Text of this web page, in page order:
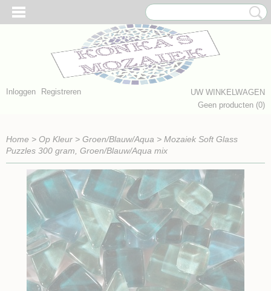
Inloggen Registreren
UW WINKELWAGEN
Geen producten (0)
Home > Op Kleur > Groen/Blauw/Aqua > Mozaiek Soft Glass
Puzzles 300 gram, Groen/Blauw/Aqua mix